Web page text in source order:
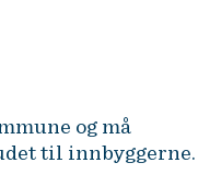
og må
til innbyggerne.